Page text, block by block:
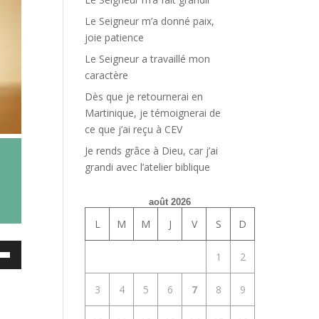
Le Seigneur m’a donné paix,
joie patience
Le Seigneur a travaillé mon
caractère
Dès que je retournerai en
Martinique, je témoignerai de
ce que j’ai reçu à CEV
Je rends grâce à Dieu, car j’ai
grandi avec l’atelier biblique
août 2026
L M M J V S D
1 2
3 4 5 6 7 8 9